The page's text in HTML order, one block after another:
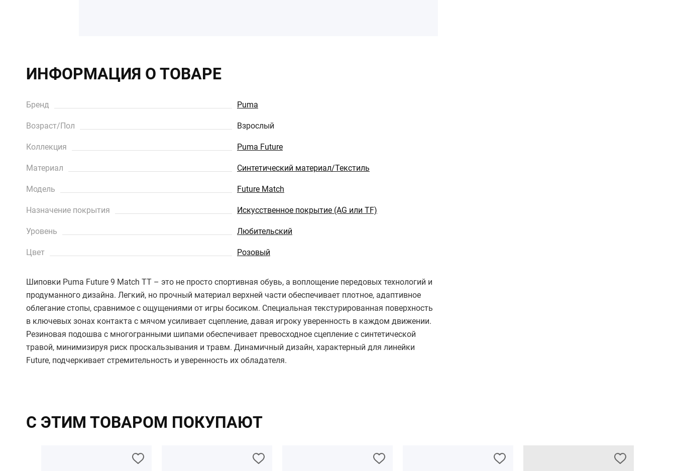
ИНФОРМАЦИЯ О ТОВАРЕ
Бренд Puma
Возраст/Пол Взрослый
Коллекция Puma Future
Материал Синтетический материал/Текстиль
Модель Future Match
Назначение покрытия Искусственное покрытие (AG или TF)
Уровень Любительский
Цвет Розовый
Шиповки Puma Future 9 Match TT – это не просто спортивная обувь, а воплощение передовых технологий и
продуманного дизайна. Легкий, но прочный материал верхней части обеспечивает плотное, адаптивное
облегание стопы, сравнимое с ощущениями от игры босиком. Специальная текстурированная поверхность
в ключевых зонах контакта с мячом усиливает сцепление, давая игроку уверенность в каждом движении.
Резиновая подошва с многогранными шипами обеспечивает превосходное сцепление с синтетической
травой, минимизируя риск проскальзывания и травм. Динамичный дизайн, характерный для линейки
Future, подчеркивает стремительность и уверенность их обладателя.
С ЭТИМ ТОВАРОМ ПОКУПАЮТ